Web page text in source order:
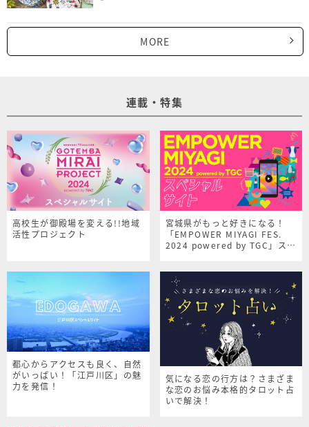
MORE
連載・特集
高校生が御殿場を変える!!地域
活性プロジェクト
宮城県がもっと好きになる！
「EMPOWER MIYAGI FES.
2024 powered by TGC」スペ
都心からアクセスも良く、自然
がいっぱい！「江戸川区」の魅
力を発信！
気になる恋の行方は？さまざま
な恋のお悩み本格的タロット占
いで解決！